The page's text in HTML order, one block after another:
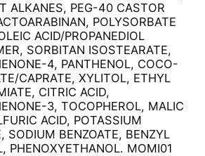
ALKANES, PEG-40 CASTOR
POLYSORBATE
ACID/PROPANEDIOL
SORBITAN ISOSTEARATE,
4, PANTHENOL, COCO-
CAPRATE, XYLITOL, ETHYL
CITRIC ACID,
3, TOCOPHEROL, MALIC
ACID, POTASSIUM
SODIUM BENZOATE, BENZYL
PHENOXYETHANOL. MOMI01